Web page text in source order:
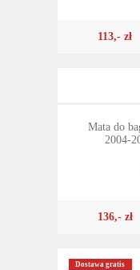
113,- zł
Mata do
2004-
136,- zł
Dostawa gratis